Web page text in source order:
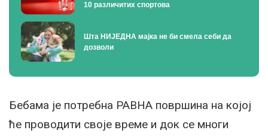
10 различитих спортова
Шта НИЈЕДНА мајка не би смела себи да
дозволи
Бебама је потребна РАВНА површина на којој
ће проводити своје време и док се многи